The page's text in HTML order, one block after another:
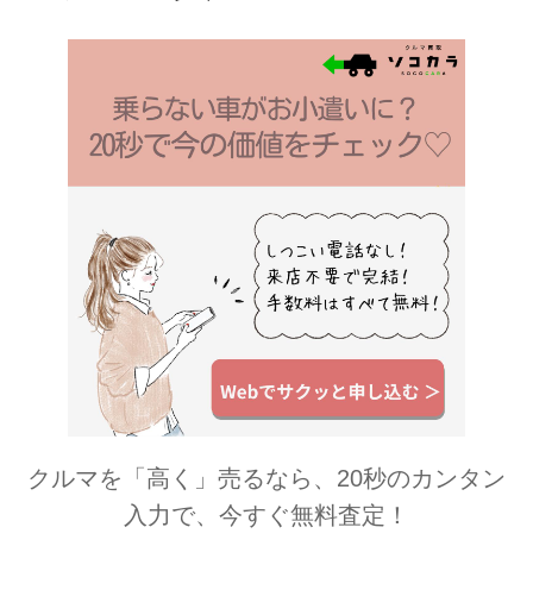
順次展開されます。
クルマを「高く」売るなら、20秒のカンタン
入力で、今すぐ無料査定！